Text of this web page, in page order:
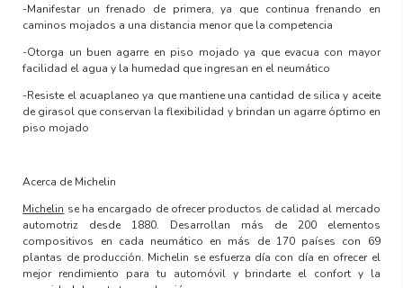
-Manifestar un frenado de primera, ya que continua frenando en
caminos mojados a una distancia menor que la competencia
-Otorga un buen agarre en piso mojado ya que evacua con mayor
facilidad el agua y la humedad que ingresan en el neumático
-Resiste el acuaplaneo ya que mantiene una cantidad de silica y aceite
de girasol que conservan la flexibilidad y brindan un agarre óptimo en
piso mojado
Acerca de Michelin
Michelin se ha encargado de ofrecer productos de calidad al mercado
automotriz desde 1880. Desarrollan más de 200 elementos
compositivos en cada neumático en más de 170 países con 69
plantas de producción. Michelin se esfuerza día con día en ofrecer el
mejor rendimiento para tu automóvil y brindarte el confort y la